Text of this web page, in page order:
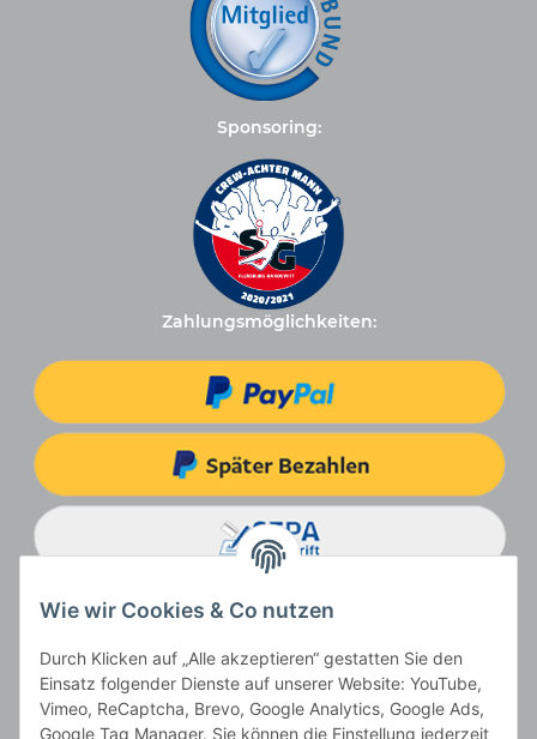
Sponsoring:
Zahlungsmöglichkeiten:
Wie wir Cookies & Co nutzen
Durch Klicken auf „Alle akzeptieren“ gestatten Sie den
Einsatz folgender Dienste auf unserer Website: YouTube,
Vimeo, ReCaptcha, Brevo, Google Analytics, Google Ads,
Google Tag Manager. Sie können die Einstellung jederzeit